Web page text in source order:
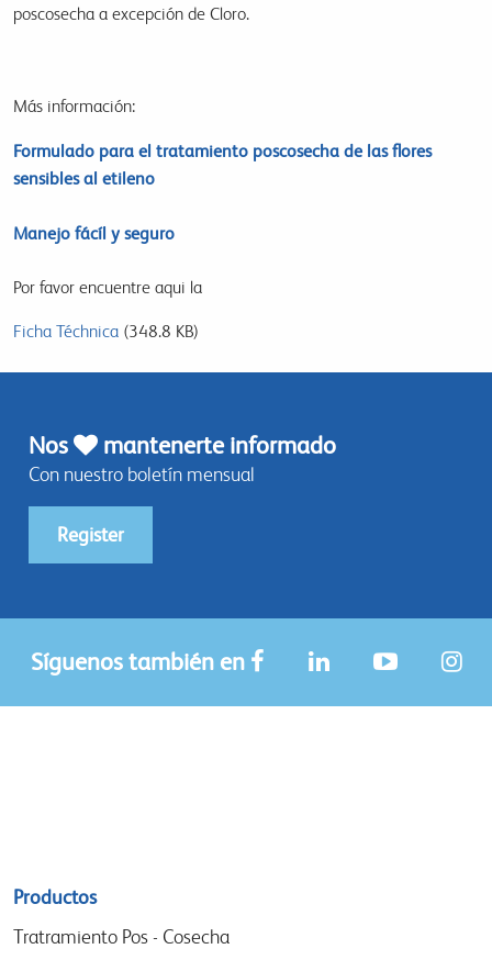
poscosecha a excepción de Cloro.
Más información:
Formulado para el tratamiento poscosecha de las flores
sensibles al etileno
Manejo fácíl y seguro
Por favor encuentre aqui la
Ficha Téchnica (348.8 KB)
Nos mantenerte informado
Con nuestro boletín mensual
Register
Síguenos también en
Sitemap
menu
Productos
Tratramiento Pos - Cosecha